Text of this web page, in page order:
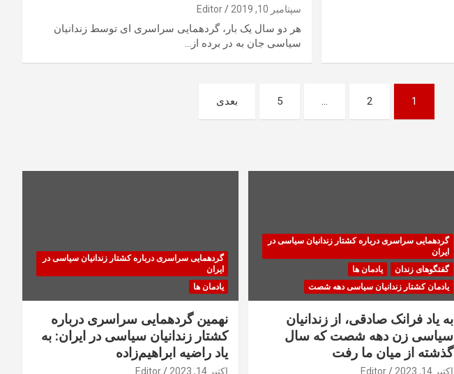
سپتامبر 10, 2019 Editor
هر دو سال یک بار، گردهمایی سراسری ای توسط زندانیان
سیاسی جان به در برده از…
1
2
…
5 بعدی
گردهمایی سراسری درباره کشتار زندانیان سیاسی در
ایران
گفتگوهای زندان
یادمان ها
یادمان کشتار زندانیان سیاسی دهه شصت
به یاد فرانک صادقی، از زندانیان
سیاسی زن دهه شصت که سال
گذشته از میان ما رفت
اکتبر 14, 2023 Editor
گردهمایی سراسری درباره کشتار زندانیان سیاسی در
ایران
یادمان ها
نهمین گردهمایی سراسری درباره
کشتار زندانیان سیاسی در ایران: به
یاد راضیه ابراهیم‌زاده
اکتبر 14, 2023 Editor